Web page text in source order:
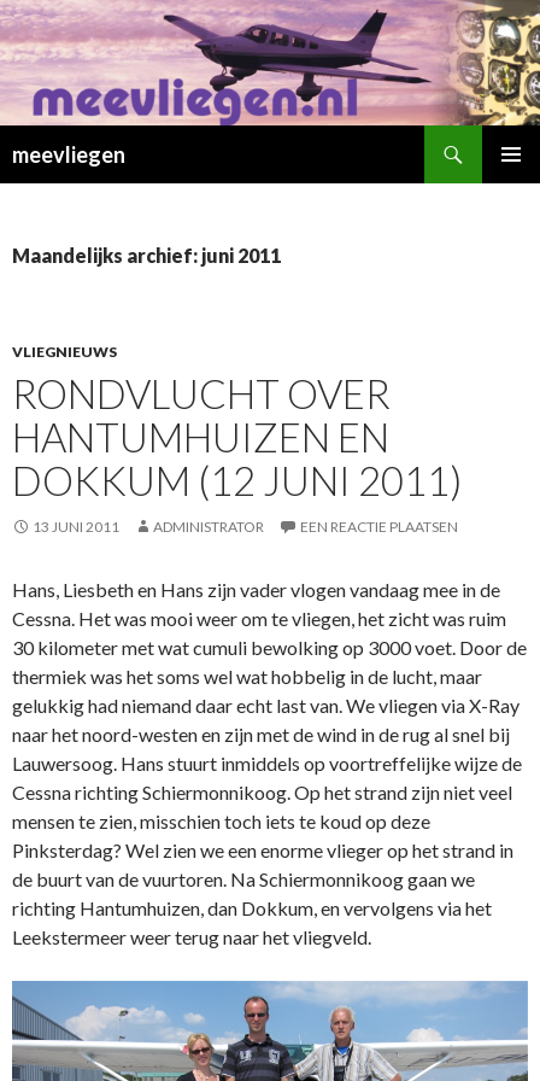
meevliegen
Maandelijks archief: juni 2011
VLIEGNIEUWS
RONDVLUCHT OVER
HANTUMHUIZEN EN
DOKKUM (12 JUNI 2011)
13 JUNI 2011 ADMINISTRATOR EEN REACTIE PLAATSEN
Hans, Liesbeth en Hans zijn vader vlogen vandaag mee in de
Cessna. Het was mooi weer om te vliegen, het zicht was ruim
30 kilometer met wat cumuli bewolking op 3000 voet. Door de
thermiek was het soms wel wat hobbelig in de lucht, maar
gelukkig had niemand daar echt last van. We vliegen via X-Ray
naar het noord-westen en zijn met de wind in de rug al snel bij
Lauwersoog. Hans stuurt inmiddels op voortreffelijke wijze de
Cessna richting Schiermonnikoog. Op het strand zijn niet veel
mensen te zien, misschien toch iets te koud op deze
Pinksterdag? Wel zien we een enorme vlieger op het strand in
de buurt van de vuurtoren. Na Schiermonnikoog gaan we
richting Hantumhuizen, dan Dokkum, en vervolgens via het
Leekstermeer weer terug naar het vliegveld.